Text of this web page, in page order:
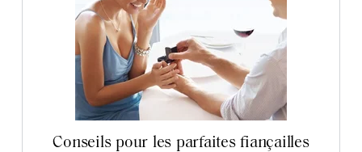
Conseils pour les parfaites fiançailles